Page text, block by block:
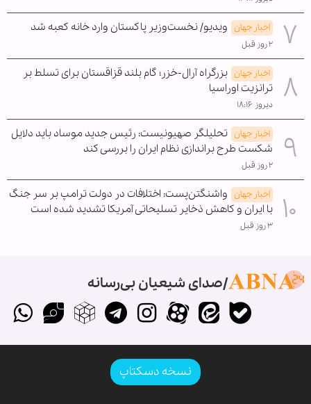
اخبار جهان ویدیو/ نخست‌وزیر پاکستان وارد خانه کعبه شد
۲ روز قبل
اخبار جهان بزرگراه آرال-خزر؛ گام بلند قزاقستان برای تسلط بر
ترانزیت اوراسیا
دیروز ۱۸:۱۶
اخبار جهان تحلیلگر صهیونیست: رئیس جدید موساد باید دلایل
شکست طرح براندازی نظام ایران را بررسی کند
۲ روز قبل
اخبار جهان واشنگتن‌پست: اختلافات در دولت ترامپ بر سر جنگ
با ایران و کاهش ذخایر تسلیحاتی آمریکا تشدید شده است
۳ روز قبل
صدای شیعیان بی‌رسانه
نسخه دسکتاپ